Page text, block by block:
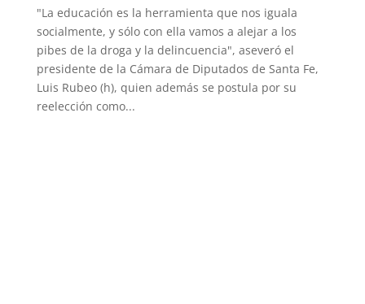
"La educación es la herramienta que nos iguala
socialmente, y sólo con ella vamos a alejar a los
pibes de la droga y la delincuencia", aseveró el
presidente de la Cámara de Diputados de Santa Fe,
Luis Rubeo (h), quien además se postula por su
reelección como...